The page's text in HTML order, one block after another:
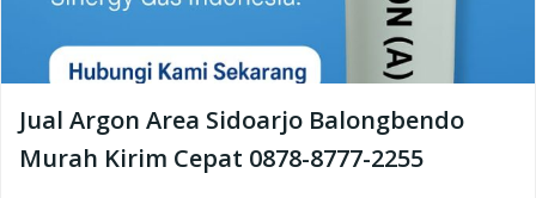
Jual Argon Area Sidoarjo Balongbendo
Murah Kirim Cepat 0878-8777-2255